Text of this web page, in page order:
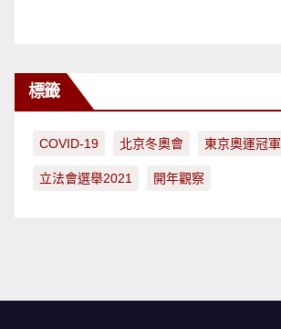
標籤
COVID-19 北京冬奧會 東京奧運冠軍
立法會選舉2021 開年觀察